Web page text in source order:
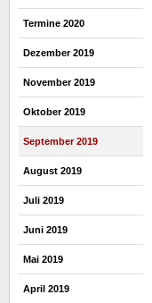
Termine 2020
Dezember 2019
November 2019
Oktober 2019
September 2019
August 2019
Juli 2019
Juni 2019
Mai 2019
April 2019